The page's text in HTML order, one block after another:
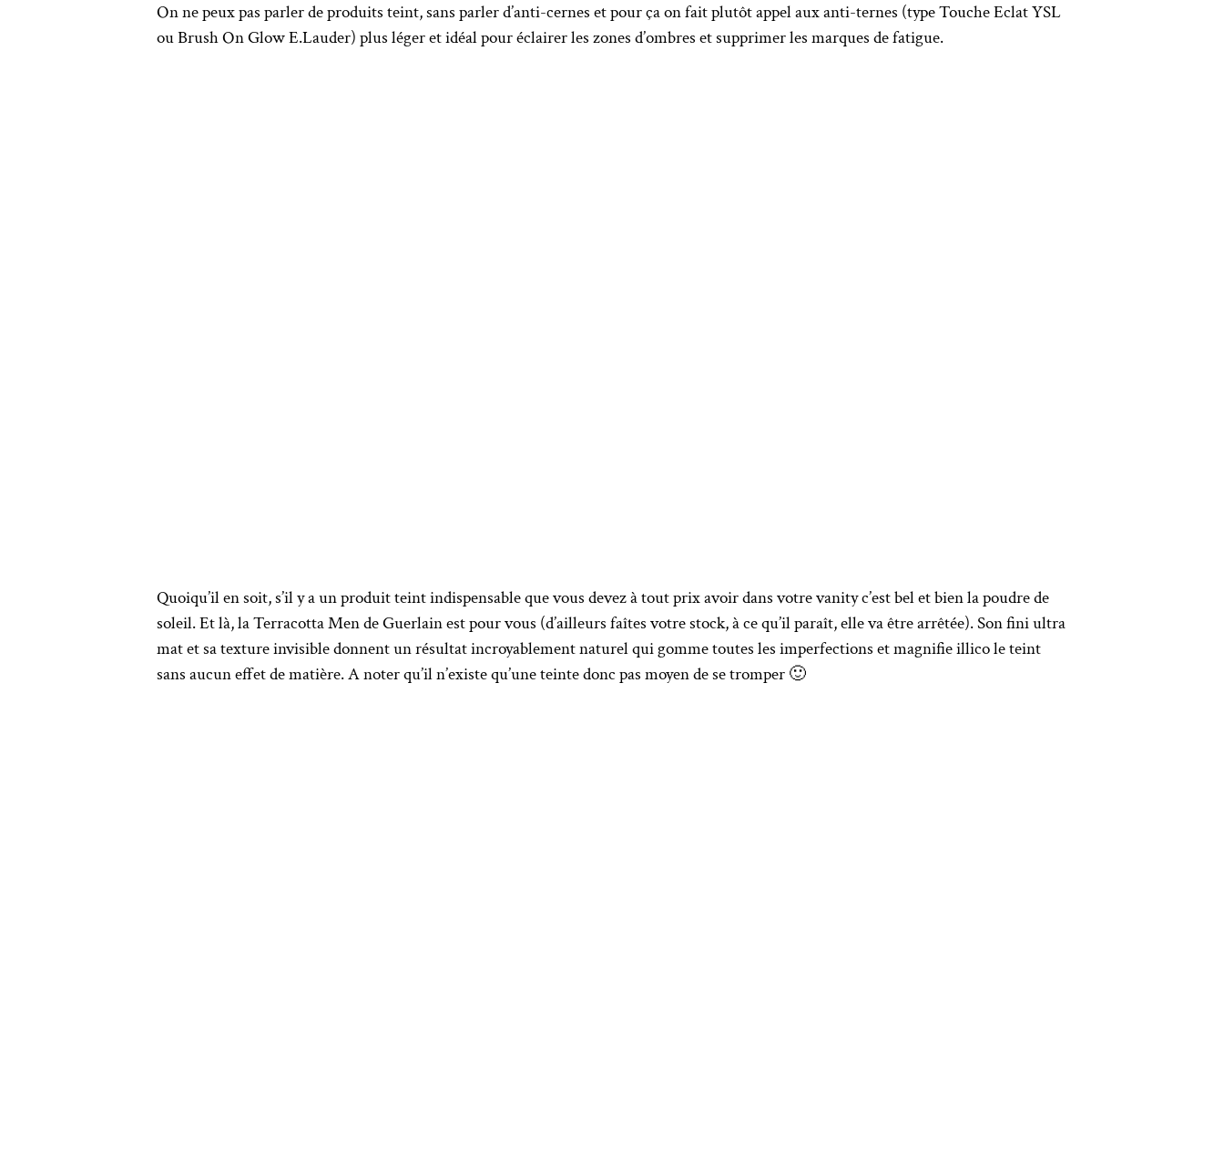
On ne peux pas parler de produits teint, sans parler d’anti-cernes et pour ça on fait plutôt appel aux anti-ternes (type Touche Eclat YSL
ou Brush On Glow E.Lauder) plus léger et idéal pour éclairer les zones d’ombres et supprimer les marques de fatigue.
Quoiqu’il en soit, s’il y a un produit teint indispensable que vous devez à tout prix avoir dans votre vanity c’est bel et bien la poudre de
soleil. Et là, la Terracotta Men de Guerlain est pour vous (d’ailleurs faîtes votre stock, à ce qu’il paraît, elle va être arrêtée). Son fini ultra
mat et sa texture invisible donnent un résultat incroyablement naturel qui gomme toutes les imperfections et magnifie illico le teint
sans aucun effet de matière. A noter qu’il n’existe qu’une teinte donc pas moyen de se tromper 🙂